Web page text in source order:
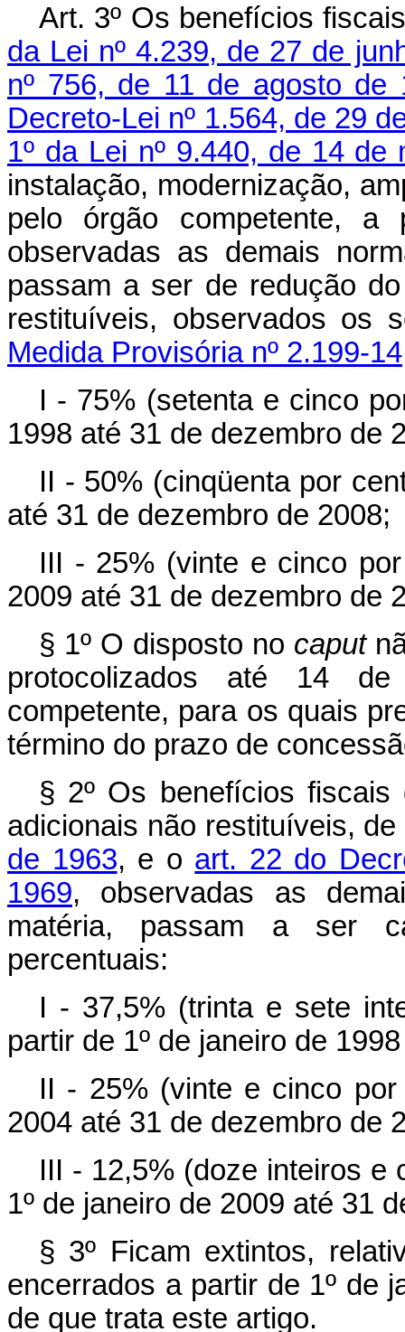
Art. 3º Os benefícios
da Lei nº 4.239, de 27 de
nº 756, de 11 de agosto de
Decreto-Lei nº 1.564, de 29
1º da Lei nº 9.440, de 14 de
instalação, modernização,
pelo órgão competente,
observadas as demais
passam a ser de redução
restituíveis, observados
Medida Provisória nº 2.199-
I - 75% (setenta e cinco
1998 até 31 de dezembro de
II - 50% (cinqüenta por
até 31 de dezembro de 2008;
III - 25% (vinte e cinco
2009 até 31 de dezembro de
§ 1º O disposto no caput
protocolizados até 14
competente, para os quais
término do prazo de
§ 2º Os benefícios
adicionais não restituíveis,
de 1963, e o art. 22 do
1969, observadas as
matéria, passam a ser
percentuais:
I - 37,5% (trinta e sete
partir de 1º de janeiro de
II - 25% (vinte e cinco
2004 até 31 de dezembro de
III - 12,5% (doze inteiros e
1º de janeiro de 2009 até 31
§ 3º Ficam extintos,
encerrados a partir de 1º de
de que trata este artigo.